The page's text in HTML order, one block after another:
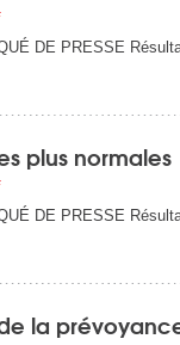
DE PRESSE
plus normales
DE PRESSE
la